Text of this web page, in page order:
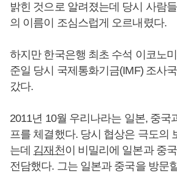
밝힌 것으로 알려졌는데 당시 사람
의 이름이 조심스럽게 오르내렸다.
하지만 한국은행 최초 수석 이코노
준일 당시 국제통화기금(IMF) 조사
갔다.
2011년 10월 우리나라는 일본, 중국
프를 체결했다. 당시 협상은 극도의
는데 김재천이 비밀리에 일본과 중
전담했다. 그는 일본과 중국을 방문